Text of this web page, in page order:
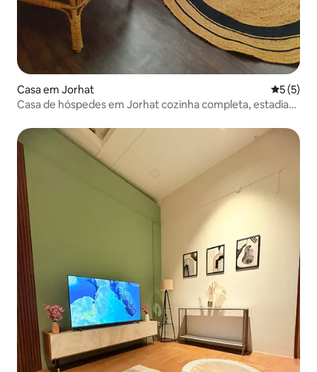
Casa em Jorhat
5 (5)
Casa de hóspedes em Jorhat cozinha completa, estadia